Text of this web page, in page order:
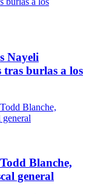
Nayeli
tras burlas a los
Blanche,
general